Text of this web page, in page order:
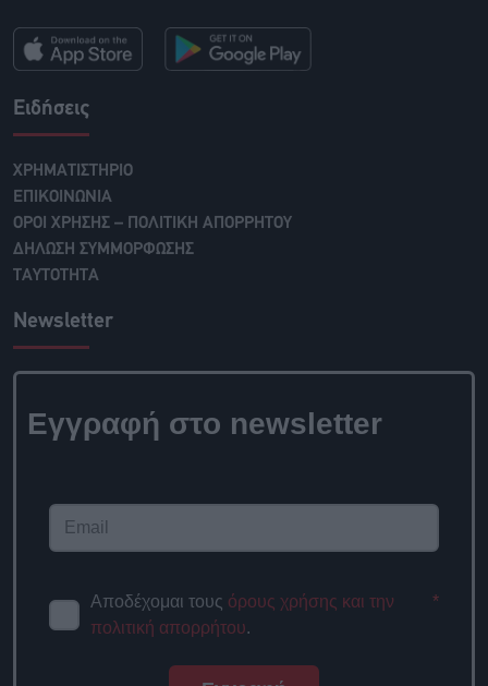
Ειδήσεις
ΧΡΗΜΑΤΙΣΤΗΡΙΟ
ΕΠΙΚΟΙΝΩΝΙΑ
ΟΡΟΙ ΧΡΗΣΗΣ – ΠΟΛΙΤΙΚΗ ΑΠΟΡΡΗΤΟΥ
ΔΗΛΩΣΗ ΣΥΜΜΟΡΦΩΣΗΣ
ΤΑΥΤΟΤΗΤΑ
Newsletter
Εγγραφή στο
Αποδέχομαι τους
και την πολιτική απορρήτου